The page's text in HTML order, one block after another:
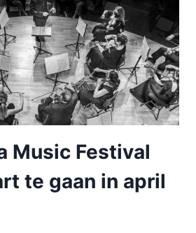
Music Festival
te gaan in april